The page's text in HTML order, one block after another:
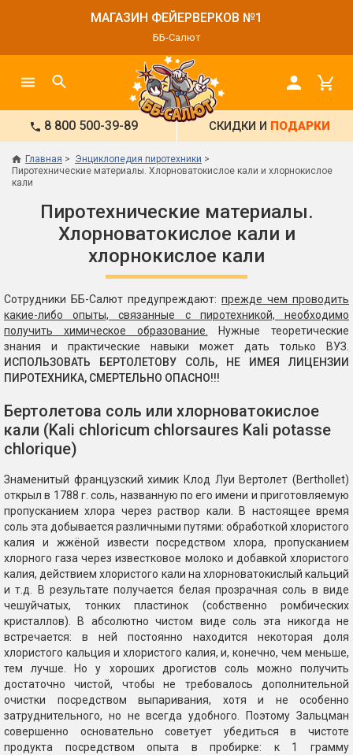
МАГАЗИН ФЕЙЕРВЕРКОВ №1
ББ-Салют
8 800 500-39-89 СКИДКИ И ПОДАРКИ
Главная
Энциклопедия пиротехники
Пиротехнические материалы. Хлорноватокислое кали и хлорнокислое
кали
Пиротехнические материалы.
Хлорноватокислое кали и
хлорнокислое кали
Сотрудники ББ-Салют предупреждают: прежде чем проводить
какие-либо опыты, связанные с пиротехникой, необходимо
получить химическое образование.
Нужные теоретические
знания и практические навыки может дать только ВУЗ.
ИСПОЛЬЗОВАТЬ БЕРТОЛЕТОВУ СОЛЬ, НЕ ИМЕЯ ЛИЦЕНЗИИ
ПИРОТЕХНИКА, СМЕРТЕЛЬНО ОПАСНО!!!
Бертолетова соль или хлорноватокислое
кали (Kali chloricum chlorsaures Kali potasse
chlorique)
Знаменитый французский химик Клод Луи Вертолет (Berthollet)
открыл в 1788 г. соль, названную по его имени и приготовляемую
пропусканием хлора через раствор кали. В настоящее время
соль эта добывается различными путями: обработкой хлористого
калия и жжёной извести посредством хлора, пропусканием
хлорного газа через известковое молоко и добавкой хлористого
калия, действием хлористого кали на хлорноватокислый кальций
и т.д. В результате получается белая прозрачная соль в виде
чешуйчатых, тонких пластинок (собственно ромбических
кристаллов). В абсолютно чистом виде соль эта никогда не
встречается: в ней постоянно находится некоторая доля
хлористого кальция и хлористого калия, и, конечно, чем меньше,
тем лучше. Но у хороших дрогистов соль можно получить
достаточно чистой, чтобы не требовалось дополнительной
очистки посредством выпаривания, хотя и не особенно
затруднительного, но не всегда удобного. Поэтому Зальцман
совершенно основательно советует убедиться в чистоте
продукта посредством опыта в пробирке: к 1 грамму